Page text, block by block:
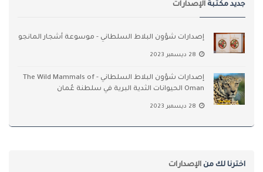
جديد مكتبة الإصدارات
إصدارات شؤون البلاط السلطاني - موسوعة أشجار المانجو
28 ديسمبر 2023
إصدارات شؤون البلاط السلطاني - The Wild Mammals of
Oman الحيوانات الثدية البرية في سلطنة عُمان
28 ديسمبر 2023
اخترنا لك من الإصدارات